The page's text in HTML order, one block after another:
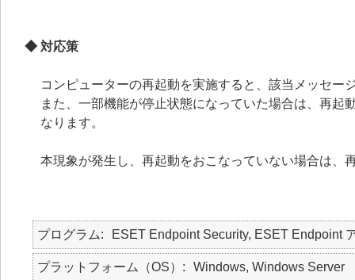
◆ 対応策
コンピューターの再起動を実施すると、該当メッセー
また、一部機能が停止状態になっていた場合は、再
なります。
本現象が発生し、再起動をおこなっていない場合は、
プログラム ESET Endpoint Security, ESET Endpoint
プラットフォーム（OS） Windows, Windows Server